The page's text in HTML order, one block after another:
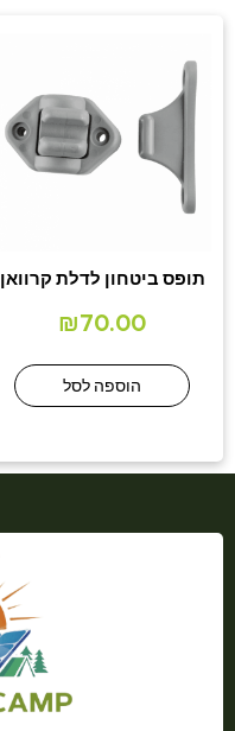
תופס ביטחון לדלת קרוואן
₪70.00
הוספה לסל